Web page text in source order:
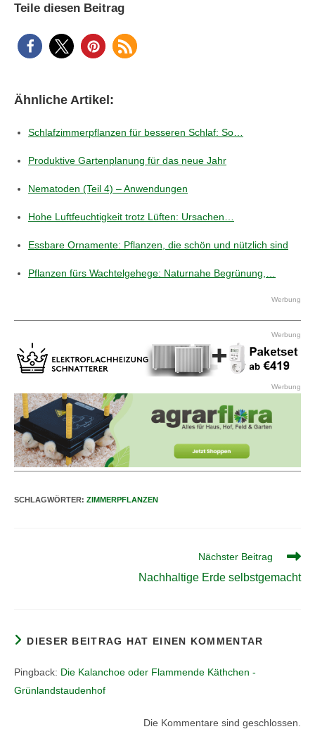
Teile diesen Beitrag
Ähnliche Artikel:
Schlafzimmerpflanzen für besseren Schlaf: So…
Produktive Gartenplanung für das neue Jahr
Nematoden (Teil 4) – Anwendungen
Hohe Luftfeuchtigkeit trotz Lüften: Ursachen…
Essbare Ornamente: Pflanzen, die schön und nützlich sind
Pflanzen fürs Wachtelgehege: Naturnahe Begrünung,…
Werbung
Werbung
Werbung
SCHLAGWÖRTER: ZIMMERPFLANZEN
Nächster Beitrag
Nachhaltige Erde selbstgemacht
DIESER BEITRAG HAT EINEN KOMMENTAR
Pingback: Die Kalanchoe oder Flammende Käthchen -
Grünlandstaudenhof
Die Kommentare sind geschlossen.